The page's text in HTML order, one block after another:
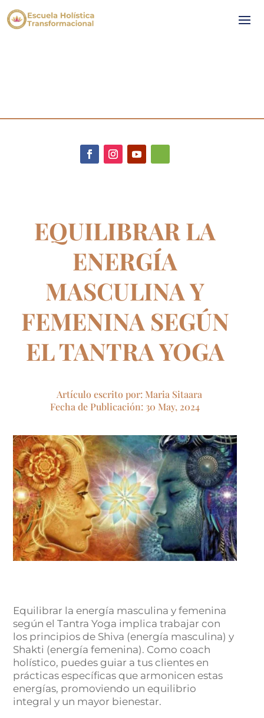
EQUILIBRAR LA
ENERGÍA
MASCULINA Y
FEMENINA SEGÚN
EL TANTRA YOGA
Artículo escrito por: Maria Sitaara
Fecha de Publicación: 30 May, 2024
Equilibrar la energía masculina y femenina
según el Tantra Yoga implica trabajar con
los principios de Shiva (energía masculina) y
Shakti (energía femenina). Como coach
holístico, puedes guiar a tus clientes en
prácticas específicas que armonicen estas
energías, promoviendo un equilibrio
integral y un mayor bienestar.